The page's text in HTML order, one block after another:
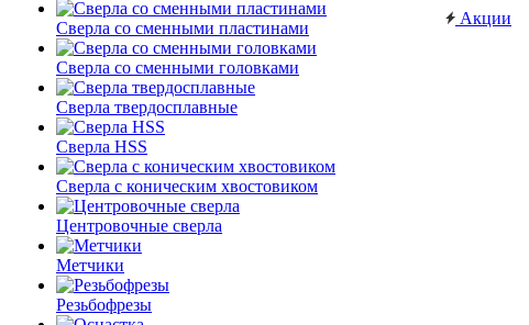
Сверла со сменными пластинами
Сверла со сменными головками
Сверла твердосплавные
Сверла HSS
Сверла с коническим хвостовиком
Центровочные сверла
Метчики
Резьбофрезы
Акции